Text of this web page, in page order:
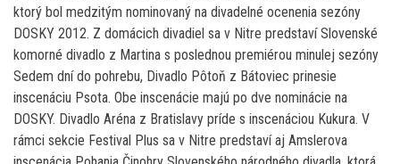
ktorý bol medzitým nominovaný na divadelné ocenenia sezóny
DOSKY 2012. Z domácich divadiel sa v Nitre predstaví Slovenské
komorné divadlo z Martina s poslednou premiérou minulej sezóny
Sedem dní do pohrebu, Divadlo Pôtoň z Bátoviec prinesie
inscenáciu Psota. Obe inscenácie majú po dve nominácie na
DOSKY. Divadlo Aréna z Bratislavy príde s inscenáciou Kukura. V
rámci sekcie Festival Plus sa v Nitre predstaví aj Amslerova